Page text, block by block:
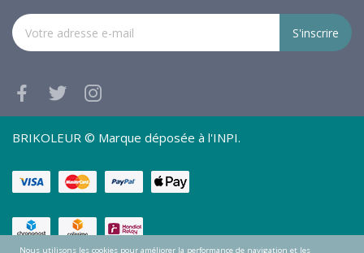
S'inscrire
BRIKOLEUR © Marque déposée à l'INPI.
Nous utilisons les cookies pour améliorer la performance de navigation et les